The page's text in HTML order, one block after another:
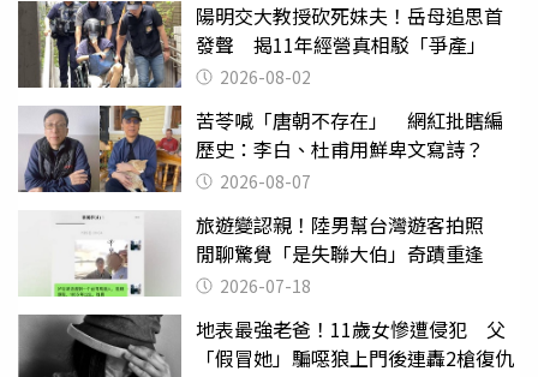
陽明交大教授砍死妹夫！岳母追思首
發聲 揭11年經營真相駁「爭產」
2026-08-02
苦苓喊「唐朝不存在」 網紅批瞎編
歷史：李白、杜甫用鮮卑文寫詩？
2026-08-07
旅遊變認親！陸男幫台灣遊客拍照
閒聊驚覺「是失聯大伯」奇蹟重逢
2026-07-18
地表最強老爸！11歲女慘遭侵犯 父
「假冒她」騙噁狼上門後連轟2槍復仇